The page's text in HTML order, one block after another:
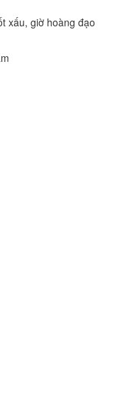
xấu, giờ hoàng đạo